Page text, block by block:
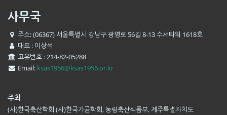
사무국
주소: (06367) 서울특별시 강남구 광평로 56길 8-13 수서타워 1618호
대표 : 이상석
고유번호 : 214-82-05288
Email: ksas1956@ksas1956.or.kr
주최
(사)한국축산학회 (사)한국가금학회, 농림축산식품부, 제주특별자치도